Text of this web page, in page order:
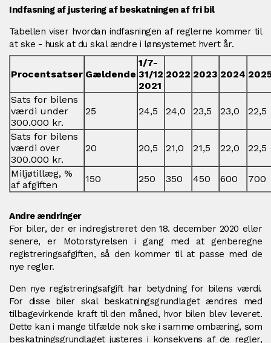
Indfasning af justering af beskatningen af fri bil
Tabellen viser hvordan indfasningen af reglerne kommer til
at ske - husk at du skal ændre i lønsystemet hvert år.
Procentsatser Gældende
1/7-
31/12
2021
2022 2023 2024
Sats for bilens
værdi under
300.000 kr.
25 24,5 24,0 23,5 23,0 22,5
Sats for bilens
værdi over
300.000 kr.
20 20,5 21,0 21,5 22,0 22,5
Miljøtillæg, %
af afgiften
150 250 350 450 600 700
Andre ændringer
For biler, der er indregistreret den 18. december 2020 eller
senere, er Motorstyrelsen i gang med at genberegne
registreringsafgiften, så den kommer til at passe med de
nye regler.
Den nye registreringsafgift har betydning for bilens værdi.
For disse biler skal beskatningsgrundlaget ændres med
tilbagevirkende kraft til den måned, hvor bilen blev leveret.
Dette kan i mange tilfælde nok ske i samme ombæring, som
beskatningsgrundlaget justeres i konsekvens af de regler,